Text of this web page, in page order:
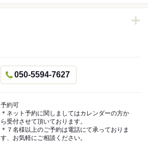
050-5594-7627
予約可
＊ネット予約に関しましてはカレンダーの方か
ら受付させて頂いております。
＊７名様以上のご予約は電話にて承っておりま
す、お気軽にご相談ください。